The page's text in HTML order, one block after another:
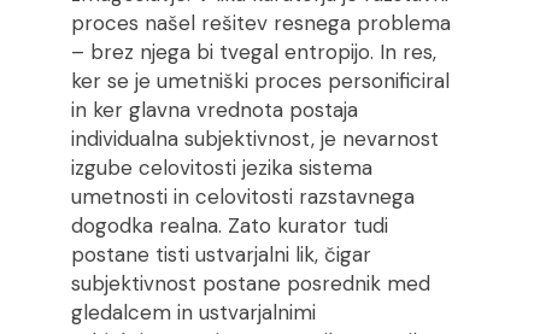
proces našel rešitev resnega problema
– brez njega bi tvegal entropijo. In res,
ker se je umetniški proces personificiral
in ker glavna vrednota postaja
individualna subjektivnost, je nevarnost
izgube celovitosti jezika sistema
umetnosti in celovitosti razstavnega
dogodka realna. Zato kurator tudi
postane tisti ustvarjalni lik, čigar
subjektivnost postane posrednik med
gledalcem in ustvarjalnimi